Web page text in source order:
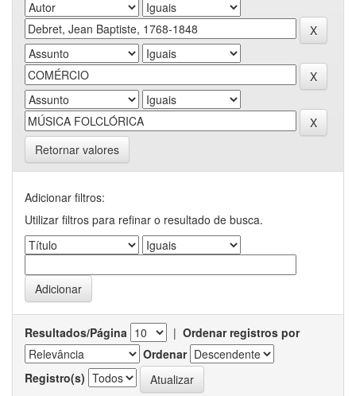
Retornar valores
Adicionar filtros:
Utilizar filtros para refinar o resultado de busca.
Resultados/Página | Ordenar registros por
Ordenar
Registro(s)